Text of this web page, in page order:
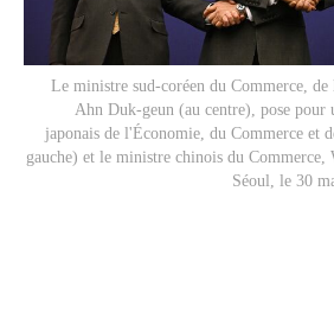
Le ministre sud-coréen du Commerce,
Ahn Duk-geun (au centre), pose pour
japonais de l'Économie, du Commerce et
gauche) et le ministre chinois du Commerce,
Séoul, le 30